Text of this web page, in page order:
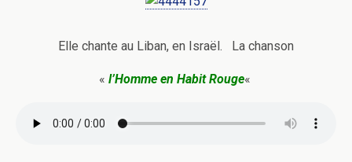
Elle chante au Liban, en Israël. La chanson
« l’Homme en Habit Rouge«